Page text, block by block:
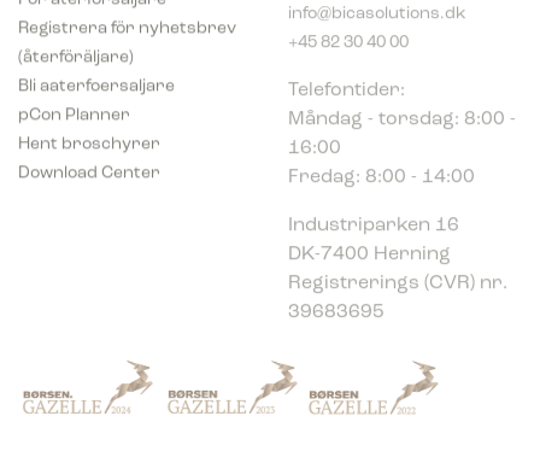
Registrera för nyhetsbrev
(återföräljare)
Bli aaterfoersaljare
pCon Planner
Hent broschyrer
Download Center
+45 82 30 40 00
Måndag - torsdag: 8:00 -
16:00
Fredag: 8:00 - 14:00
DK-7400 Herning
Registrerings (CVR) nr.
39683695